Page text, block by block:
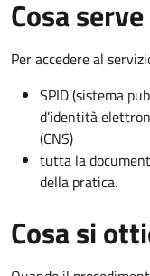
Cosa serve
Per accedere al
SPID (sistema
d’identità
(CNS)
tutta la
della pratica.
Cosa si